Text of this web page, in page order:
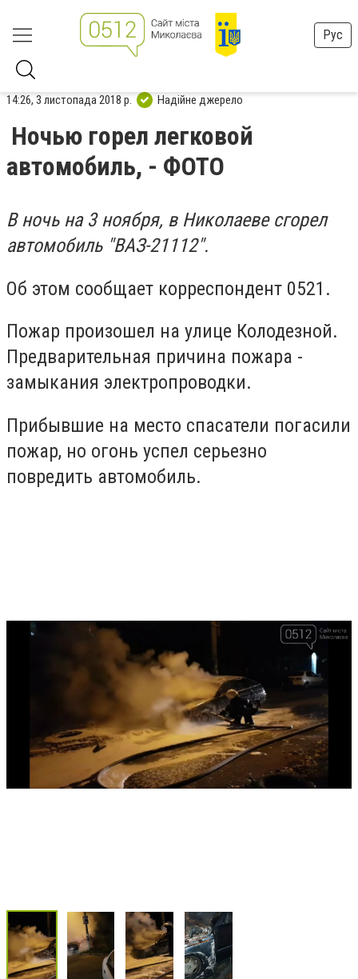
Рус
14:26, 3 листопада 2018 р. Надійне джерело
Ночью горел легковой
автомобиль, - ФОТО
В ночь на 3 ноября, в Николаеве сгорел
автомобиль "ВАЗ-21112".
Об этом сообщает корреспондент 0521.
Пожар произошел на улице Колодезной.
Предварительная причина пожара -
замыкания электропроводки.
Прибывшие на место спасатели погасили
пожар, но огонь успел серьезно
повредить автомобиль.